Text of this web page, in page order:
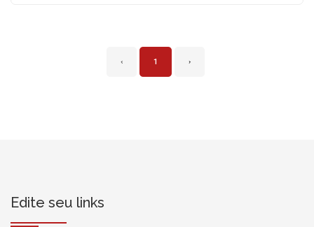
‹ 1 ›
Edite seu links